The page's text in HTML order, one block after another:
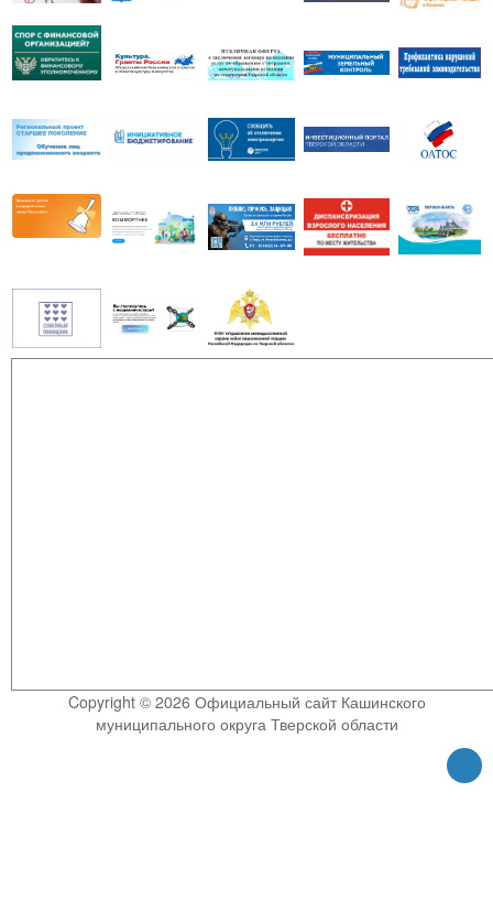
Copyright © 2026 Официальный сайт Кашинского
муниципального округа Тверской области